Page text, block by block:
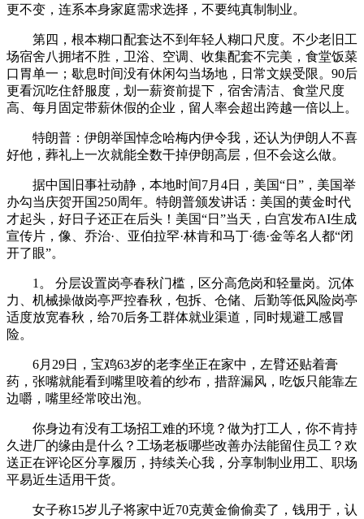
更不变，连系本身家庭需求选择，不要纯真制制业。
第四，根本糊口配套达不到年轻人糊口尺度。不少老旧工
场宿舍八拥堵不胜，卫浴、空调、收集配套不完美，食堂饭菜
口胃单一；歇息时间没有休闲勾当场地，日常文娱受限。90后
更看沉吃住舒服度，划一薪资前提下，宿舍清洁、食堂尺度
高、每月固定带薪休假的企业，留人率会超出跨越一倍以上。
特朗普：伊朗举国悼念哈梅内伊令我，还认为伊朗人不喜
好他，葬礼上一次就能全数干掉伊朗高层，但不会这么做。
据中国旧事社动静，本地时间7月4日，美国“日”，美国举
办勾当庆贺开国250周年。特朗普颁发讲话：美国的黄金时代
才起头，好日子还正在后头！美国“日”当天，白宫发布AI生成
宣传片，像、乔治·、亚伯拉罕·林肯和马丁·德·金等名人都“闭
开了眼”。
1。 分层设置岗亭春秋门槛，区分高危岗和轻量岗。沉体
力、机械操做岗亭严控春秋，包拆、仓储、后勤等低风险岗亭
适度放宽春秋，给70后务工群体就业渠道，同时规避工感冒
险。
6月29日，宝鸡63岁的老李坐正在家中，左臂还贴着膏
药，张嘴就能看到嘴里咬着的纱布，措辞漏风，吃饭只能靠左
边嚼，嘴里经常咬出泡。
你身边有没有工场招工难的环境？做为打工人，你不肯持
久进厂的缘由是什么？工场老板哪些改善办法能留住员工？欢
送正在评论区分享履历，持续关心我，分享制制业用工、职场
平易近生适用干货。
女子称15岁儿子将家中近70克黄金偷偷卖了，钱用于，认